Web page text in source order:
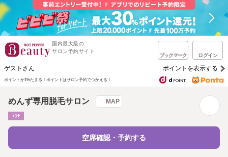
国内最大級の
サロン予約サイト
ブックマーク ログイン
ゲストさん ポイントを表示する
ポイントが1%たまる！ ポイントはサロン予約でつかえる！
めんず専用脱毛サロン MAP
ｴｽﾃ
空席確認・予約する